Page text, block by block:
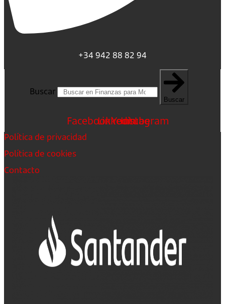
+34 942 88 82 94
Buscar
Buscar
FacebookLinkedin
Youtube
Instagram
Política de privacidad
Política de cookies
Contacto